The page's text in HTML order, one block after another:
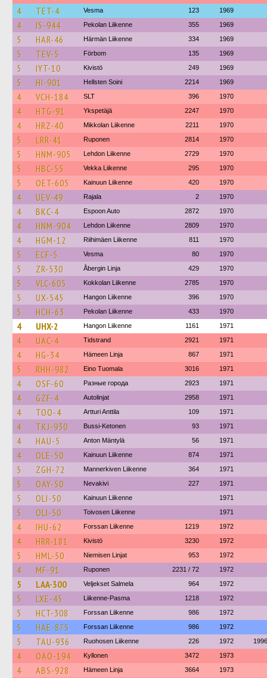
4 TET-4 Vesma 123 1969
4 IS-944 Pekolan Liikenne 355 1969
5 HAR-46 Härmän Liikenne 334 1969
5 TEV-5 Förbom 135 1969
5 IYT-10 Kivistö 249 1969
5 HI-901 Hellsten Soini 2214 1969
4 VCH-184 SLT 396 1970
4 HTG-91 Ykspetäjä 2247 1970
4 HRZ-40 Mikkolan Liikenne 2211 1970
5 LRR-41 Ruponen 2814 1970
5 HNM-905 Lehdon Liikenne 2729 1970
5 HBC-55 Vekka Liikenne 295 1970
5 OET-605 Kainuun Liikenne 420 1970
4 UEV-49 Rajala 2 1970
4 BKC-4 Espoon Auto 2872 1970
4 HNM-904 Lehdon Liikenne 2809 1970
4 HGM-12 Riihimäen Liikenne 811 1970
5 ECF-5 Vesma 80 1970
5 ZR-530 Åbergin Linja 429 1970
5 VLC-605 Kokkolan Liikenne 2785 1970
5 UX-545 Hangon Liikenne 396 1970
5 HCH-63 Pekolan Liikenne 433 1970
4 UHX-2 Hangon Liikenne 1161 1971
4 UAC-4 Tidstrand 2921 1971
4 HG-34 Hämeen Linja 867 1971
5 RHH-982 Eino Tuomala 3016 1971
4 OSF-60 Разные города 2923 1971
4 GZF-4 Autolinjat 2958 1971
4 TOO-4 Artturi Anttila 109 1971
4 TKJ-930 Bussi-Ketonen 93 1971
4 HAU-5 Anton Mäntylä 56 1971
4 OLE-50 Kainuun Liikenne 874 1971
5 ZGH-72 Mannerkiven Liikenne 364 1971
5 OAY-50 Nevakivi 227 1971
5 OLI-50 Kainuun Liikenne 1971
5 OLI-50 Toivosen Liikenne 1971
4 IHU-62 Forssan Liikenne 1219 1972
4 HRR-181 Kivistö 3230 1972
5 HML-50 Niemisen Linjat 953 1972
4 MF-91 Ruponen 2231 / 72 1972
5 LAA-300 Veljekset Salmela 964 1972
5 LXE-45 Liikenne-Pasma 1218 1972
5 HCT-308 Forssan Liikenne 986 1972
5 HAE-875 Forssan Liikenne 986 1972
5 TAU-936 Ruohosen Liikenne 226 1972 1996
4 OAO-194 Kyllonen 3472 1973
4 ABS-928 Hämeen Linja 3664 1973